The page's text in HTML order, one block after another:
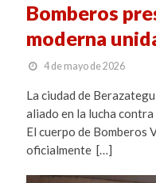
Bomberos
moderna
4 de mayo de 2026
La ciudad de
aliado en la lucha
El cuerpo de Bomberos
oficialmente […]